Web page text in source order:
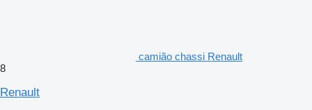
camião chassi Renault
8
Renault